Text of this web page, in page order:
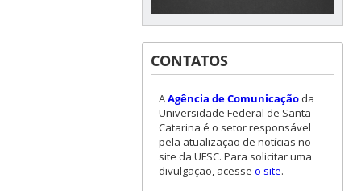
CONTATOS
AAgência de Comunicaçãoda
Universidade Federal de Santa
Catarina é o setor responsável
pela atualização de notícias no
site da UFSC. Para solicitar uma
divulgação, acesse o site.